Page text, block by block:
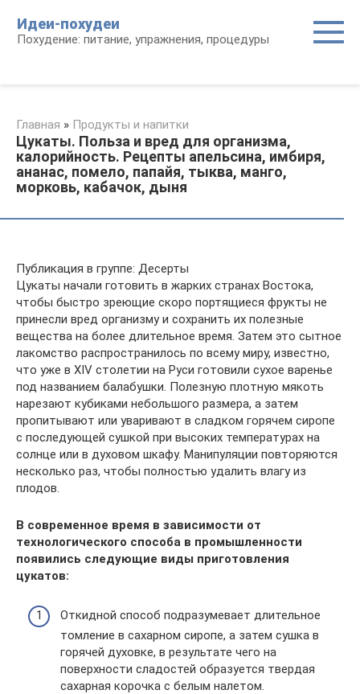
контенту
Идеи-похудеи
Похудение: питание, упражнения, процедуры
Главная » Продукты и напитки
Цукаты. Польза и вред для организма,
калорийность. Рецепты апельсина, имбиря,
ананас, помело, папайя, тыква, манго,
морковь, кабачок, дыня
Публикация в группе: Десерты
Цукаты начали готовить в жарких странах Востока,
чтобы быстро зреющие скоро портящиеся фрукты не
принесли вред организму и сохранить их полезные
вещества на более длительное время. Затем это сытное
лакомство распространилось по всему миру, известно,
что уже в XIV столетии на Руси готовили сухое варенье
под названием балабушки. Полезную плотную мякоть
нарезают кубиками небольшого размера, а затем
пропитывают или уваривают в сладком горячем сиропе
с последующей сушкой при высоких температурах на
солнце или в духовом шкафу. Манипуляции повторяются
несколько раз, чтобы полностью удалить влагу из
плодов.
В современное время в зависимости от
технологического способа в промышленности
появились следующие виды приготовления
цукатов:
Откидной способ подразумевает длительное
томление в сахарном сиропе, а затем сушка в
горячей духовке, в результате чего на
поверхности сладостей образуется твердая
сахарная корочка с белым налетом.